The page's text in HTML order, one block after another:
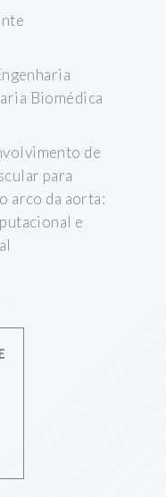
Biomédica
de
para
arco da aorta:
e